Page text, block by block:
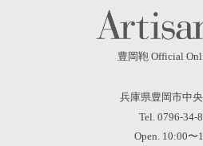
豊岡鞄 Official
兵庫県豊岡市中
Tel. 0796-34-
Open. 10:00〜